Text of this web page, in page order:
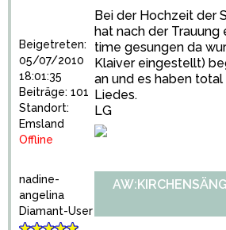
Beigetreten:
05/07/2010
18:01:35
Beiträge: 101
Standort:
Emsland
Offline
Bei der Hochzeit der
hat nach der Trauung
time gesungen da
Klaiver eingestellt)
an und es haben
Liedes.
LG
nadine-
angelina
Diamant-User